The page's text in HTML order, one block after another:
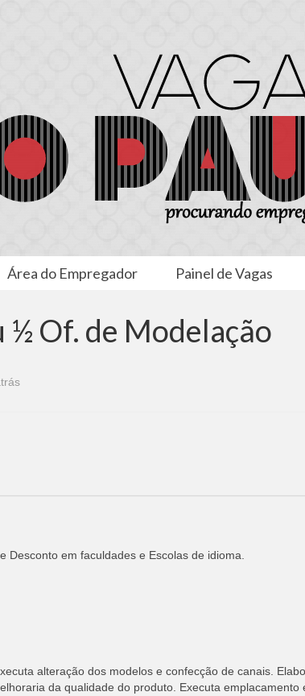
Área do Empregador Painel de Vagas
½ Of. de Modelação
Desconto em faculdades e Escolas de idioma.
alteração dos modelos e confecção de canais.
da qualidade do produto. Executa emplacamento